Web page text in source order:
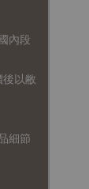
內段
以敝
細節